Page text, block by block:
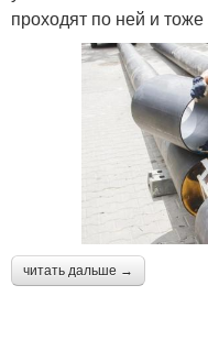
проходят по ней и
читать дальше →